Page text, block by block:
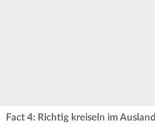
Fact 4: Richtig kreiseln im Ausland